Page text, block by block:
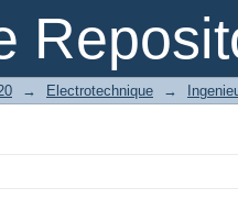
de poursuite
→ Electrotechnique →